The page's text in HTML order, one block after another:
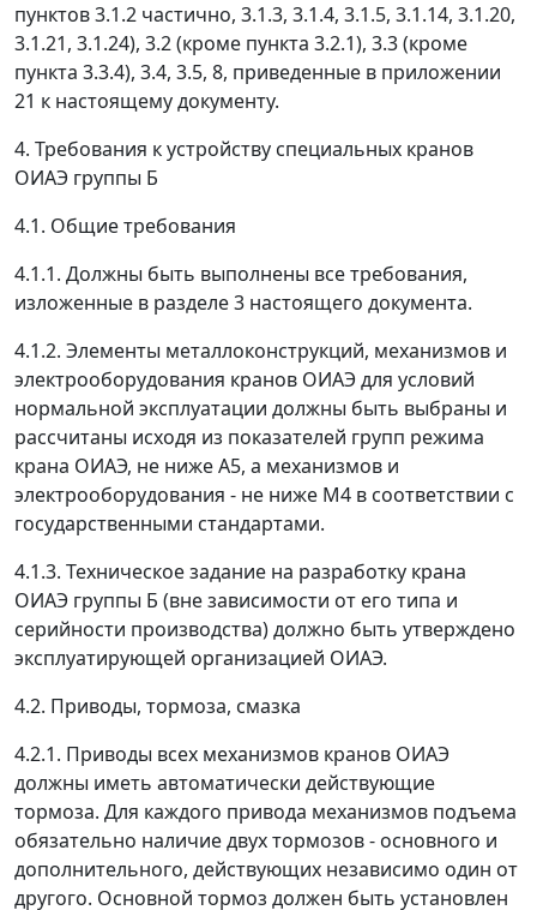
пунктов 3.1.2 частично, 3.1.3, 3.1.4, 3.1.5, 3.1.14, 3.1.20,
3.1.21, 3.1.24), 3.2 (кроме пункта 3.2.1), 3.3 (кроме
пункта 3.3.4), 3.4, 3.5, 8, приведенные в приложении
21 к настоящему документу.
4. Требования к устройству специальных кранов
ОИАЭ группы Б
4.1. Общие требования
4.1.1. Должны быть выполнены все требования,
изложенные в разделе 3 настоящего документа.
4.1.2. Элементы металлоконструкций, механизмов и
электрооборудования кранов ОИАЭ для условий
нормальной эксплуатации должны быть выбраны и
рассчитаны исходя из показателей групп режима
крана ОИАЭ, не ниже А5, а механизмов и
электрооборудования - не ниже М4 в соответствии с
государственными стандартами.
4.1.3. Техническое задание на разработку крана
ОИАЭ группы Б (вне зависимости от его типа и
серийности производства) должно быть утверждено
эксплуатирующей организацией ОИАЭ.
4.2. Приводы, тормоза, смазка
4.2.1. Приводы всех механизмов кранов ОИАЭ
должны иметь автоматически действующие
тормоза. Для каждого привода механизмов подъема
обязательно наличие двух тормозов - основного и
дополнительного, действующих независимо один от
другого. Основной тормоз должен быть установлен